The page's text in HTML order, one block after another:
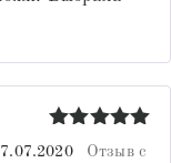
ОценкаОтзыв с